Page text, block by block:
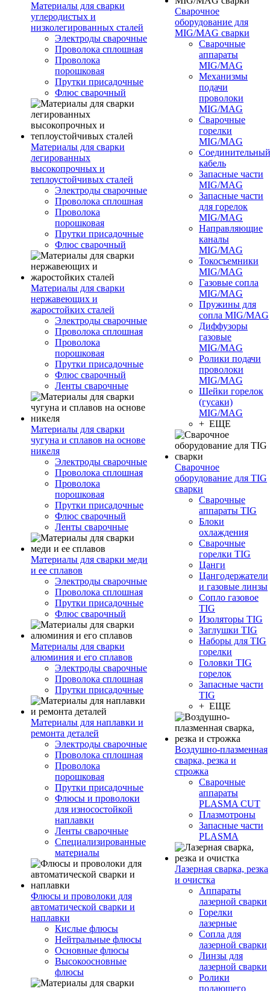
Материалы для сварки
углеродистых и
низколегированных сталей
Электроды сварочные
Проволока сплошная
Проволока
порошковая
Прутки присадочные
Флюс сварочный
Материалы для сварки
легированных
высокопрочных и
теплоустойчивых сталей
Электроды сварочные
Проволока сплошная
Проволока
порошковая
Прутки присадочные
Флюс сварочный
Материалы для сварки
нержавеющих и
жаростойких сталей
Электроды сварочные
Проволока сплошная
Проволока
порошковая
Прутки присадочные
Флюс сварочный
Ленты сварочные
Материалы для сварки
чугуна и сплавов на основе
никеля
Электроды сварочные
Проволока сплошная
Проволока
порошковая
Прутки присадочные
Флюс сварочный
Ленты сварочные
Материалы для сварки меди
и ее сплавов
Электроды сварочные
Проволока сплошная
Прутки присадочные
Флюс сварочный
Материалы для сварки
алюминия и его сплавов
Электроды сварочные
Проволока сплошная
Прутки присадочные
Материалы для наплавки и
ремонта деталей
Электроды сварочные
Проволока сплошная
Проволока
порошковая
Прутки присадочные
Флюсы и проволоки
для износостойкой
наплавки
Ленты сварочные
Специализированные
материалы
Флюсы и проволоки для
автоматической сварки и
наплавки
Кислые флюсы
Нейтральные флюсы
Основные флюсы
Высокоосновные
флюсы
Сварочное
оборудование для
MIG/MAG сварки
Сварочные
аппараты
MIG/MAG
Механизмы
подачи
проволоки
MIG/MAG
Сварочные
горелки
MIG/MAG
Соединительный
кабель
Запасные части
MIG/MAG
Запасные части
для горелок
MIG/MAG
Направляющие
каналы
MIG/MAG
Токосъемники
MIG/MAG
Газовые сопла
MIG/MAG
Пружины для
сопла MIG/MAG
Диффузоры
газовые
MIG/MAG
Ролики подачи
проволоки
MIG/MAG
Шейки горелок
(гусаки)
MIG/MAG
+ ЕЩЕ
Сварочное
оборудование для TIG
сварки
Сварочные
аппараты TIG
Блоки
охлаждения
Сварочные
горелки TIG
Цанги
Цангодержатели
и газовые линзы
Сопло газовое
TIG
Изоляторы TIG
Заглушки TIG
Наборы для TIG
горелки
Головки TIG
горелок
Запасные части
TIG
+ ЕЩЕ
Воздушно-плазменная
сварка, резка и
строжка
Сварочные
аппараты
PLASMA CUT
Плазмотроны
Запасные части
PLASMA
Лазерная сварка, резка
и очистка
Аппараты
лазерной сварки
Горелки
лазерные
Сопла для
лазерной сварки
Линзы для
лазерной сварки
Ролики
подающего